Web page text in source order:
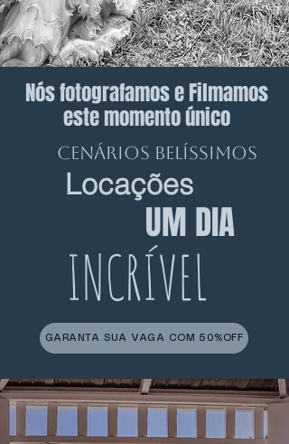
Nós fotografamos e Filmamos
este momento único
Cenários BELÍSSIMOS
Locações
UM DIA
INCRÍVEL
GARANTA SUA VAGA COM 50%OFF